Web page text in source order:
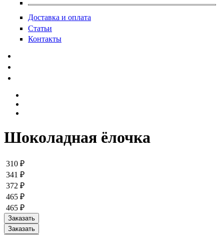
Доставка и оплата
Статьи
Контакты
Шоколадная ёлочка
310 ₽
341 ₽
372 ₽
465 ₽
465 ₽